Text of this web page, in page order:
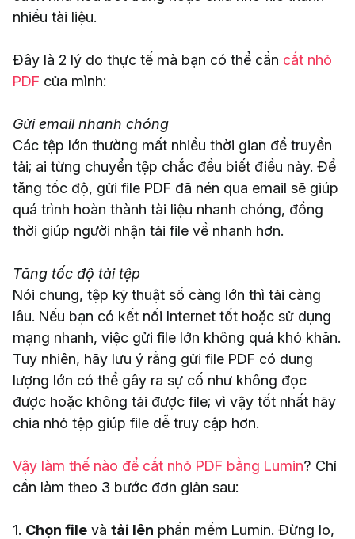
nhiều tài liệu.
Đây là 2 lý do thực tế mà bạn có thể cần cắt nhỏ
PDF của mình:
Gửi email nhanh chóng
Các tệp lớn thường mất nhiều thời gian để truyền
tải; ai từng chuyển tệp chắc đều biết điều này. Để
tăng tốc độ, gửi file PDF đã nén qua email sẽ giúp
quá trình hoàn thành tài liệu nhanh chóng, đồng
thời giúp người nhận tải file về nhanh hơn.
Tăng tốc độ tải tệp
Nói chung, tệp kỹ thuật số càng lớn thì tải càng
lâu. Nếu bạn có kết nối Internet tốt hoặc sử dụng
mạng nhanh, việc gửi file lớn không quá khó khăn.
Tuy nhiên, hãy lưu ý rằng gửi file PDF có dung
lượng lớn có thể gây ra sự cố như không đọc
được hoặc không tải được file; vì vậy tốt nhất hãy
chia nhỏ tệp giúp file dễ truy cập hơn.
Vậy làm thế nào để cắt nhỏ PDF bằng Lumin? Chỉ
cần làm theo 3 bước đơn giản sau:
1. Chọn file và tải lên phần mềm Lumin. Đừng lo,